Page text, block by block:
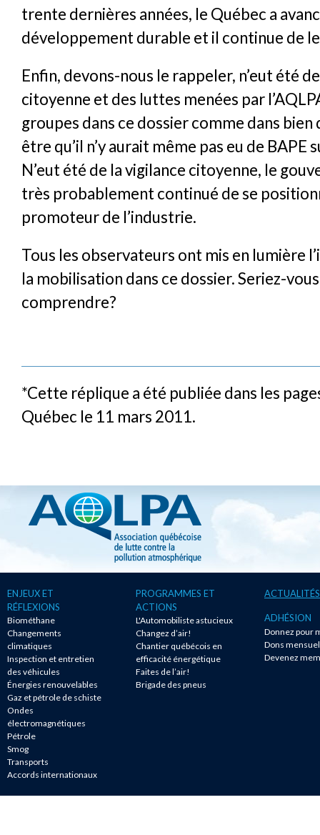
trente dernières années, le Québec a
développement durable et il continue de
Enfin, devons-nous le rappeler, n’eut été
citoyenne et des luttes menées par
groupes dans ce dossier comme dans bien
être qu’il n’y aurait même pas eu de BAPE
N’eut été de la vigilance citoyenne, le
très probablement continué de se
promoteur de l’industrie.
Tous les observateurs ont mis en lumière
la mobilisation dans ce dossier. Seriez-
comprendre?
*Cette réplique a été publiée dans les
Québec le 11 mars 2011.
ENJEUX ET
RÉFLEXIONS
Biométhane
Changements
climatiques
Inspection et entretien
des véhicules
Énergies renouvelables
Gaz et pétrole de schiste
Ondes
électromagnétiques
Pétrole
Smog
Transports
Accords internationaux
PROGRAMMES ET
ACTIONS
L'Automobiliste astucieux
Changez d’air!
Chantier québécois en
efficacité énergétique
Faites de l’air!
Brigade des pneus
ACTUALITÉS
ADHÉSION
Donnez pour
Dons
Devenez